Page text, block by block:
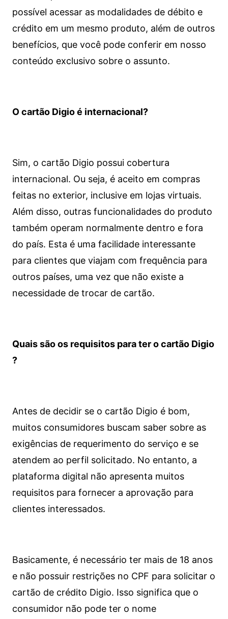
possível acessar as modalidades de débito e
crédito em um mesmo produto, além de outros
benefícios, que você pode conferir em nosso
conteúdo exclusivo sobre o assunto.
O cartão Digio é internacional?
Sim, o cartão Digio possui cobertura
internacional. Ou seja, é aceito em compras
feitas no exterior, inclusive em lojas virtuais.
Além disso, outras funcionalidades do produto
também operam normalmente dentro e fora
do país. Esta é uma facilidade interessante
para clientes que viajam com frequência para
outros países, uma vez que não existe a
necessidade de trocar de cartão.
Quais são os requisitos para ter o cartão Digio
?
Antes de decidir se o cartão Digio é bom,
muitos consumidores buscam saber sobre as
exigências de requerimento do serviço e se
atendem ao perfil solicitado. No entanto, a
plataforma digital não apresenta muitos
requisitos para fornecer a aprovação para
clientes interessados.
Basicamente, é necessário ter mais de 18 anos
e não possuir restrições no CPF para solicitar o
cartão de crédito Digio. Isso significa que o
consumidor não pode ter o nome